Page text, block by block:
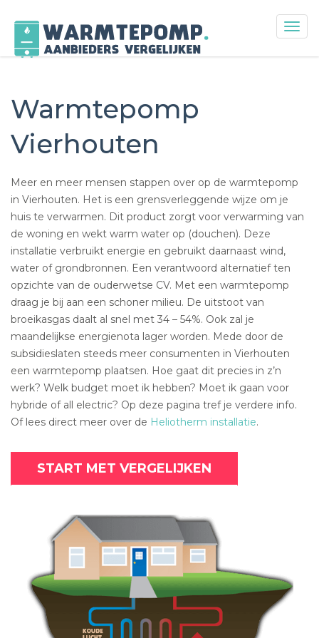
content
Warmtepomp
Vierhouten
Meer en meer mensen stappen over op de warmtepomp
in Vierhouten. Het is een grensverleggende wijze om je
huis te verwarmen. Dit product zorgt voor verwarming van
de woning en wekt warm water op (douchen). Deze
installatie verbruikt energie en gebruikt daarnaast wind,
water of grondbronnen. Een verantwoord alternatief ten
opzichte van de ouderwetse CV. Met een warmtepomp
draag je bij aan een schoner milieu. De uitstoot van
broeikasgas daalt al snel met 34 – 54%. Ook zal je
maandelijkse energienota lager worden. Mede door de
subsidieslaten steeds meer consumenten in Vierhouten
een warmtepomp plaatsen. Hoe gaat dit precies in z’n
werk? Welk budget moet ik hebben? Moet ik gaan voor
hybride of all electric? Op deze pagina tref je verdere info.
Of lees direct meer over de Heliotherm installatie.
START MET VERGELIJKEN